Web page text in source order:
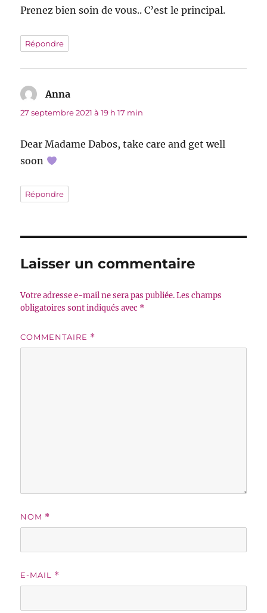
Prenez bien soin de vous.. C’est le principal.
Répondre
Anna
27 septembre 2021 à 19 h 17 min
Dear Madame Dabos, take care and get well
soon
Répondre
Laisser un commentaire
Votre adresse e-mail ne sera pas publiée. Les champs
obligatoires sont indiqués avec *
COMMENTAIRE *
NOM *
E-MAIL *